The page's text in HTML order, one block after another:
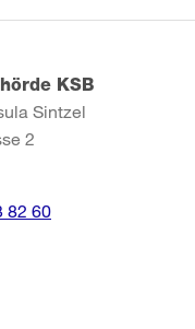
KSB
Sintzel
2
82 60